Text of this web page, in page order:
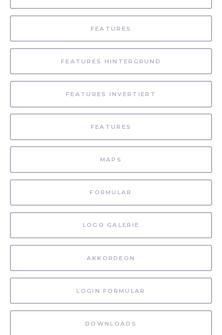
FEATURES
FEATURES HINTERGRUND
FEATURES INVERTIERT
FEATURES
MAPS
FORMULAR
LOGO GALERIE
AKKORDEON
LOGIN FORMULAR
DOWNLOADS